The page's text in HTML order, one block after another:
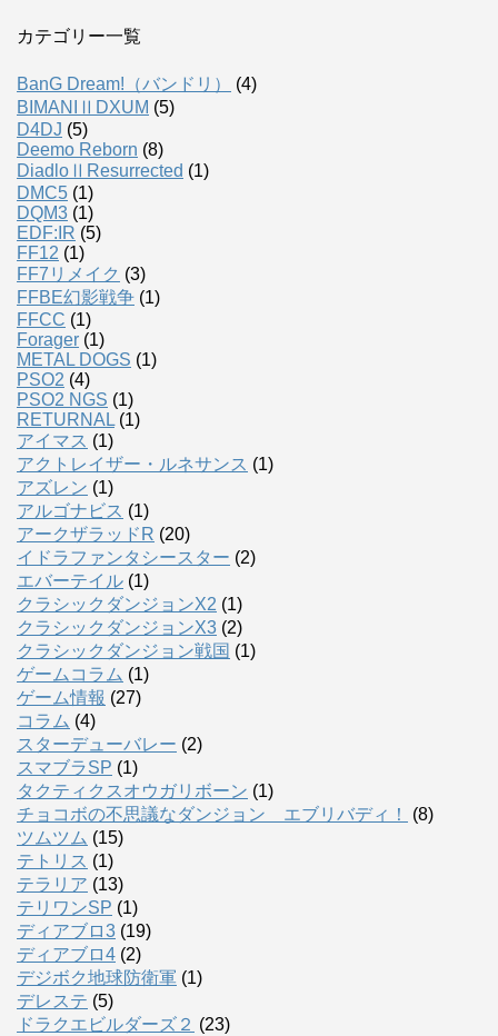
カテゴリー一覧
BanG Dream!（バンドリ）
(4)
BIMANIⅡDXUM (5)
D4DJ (5)
Deemo Reborn (8)
DiadloⅡResurrected (1)
DMC5 (1)
DQM3 (1)
EDF:IR (5)
FF12 (1)
FF7リメイク (3)
FFBE幻影戦争 (1)
FFCC (1)
Forager (1)
METAL DOGS (1)
PSO2 (4)
PSO2 NGS (1)
RETURNAL (1)
アイマス (1)
アクトレイザー・ルネサンス (1)
アズレン (1)
アルゴナビス (1)
アークザラッドR (20)
イドラファンタシースター (2)
エバーテイル (1)
クラシックダンジョンX2 (1)
クラシックダンジョンX3 (2)
クラシックダンジョン戦国 (1)
ゲームコラム (1)
ゲーム情報 (27)
コラム (4)
スターデューバレー (2)
スマブラSP (1)
タクティクスオウガリボーン (1)
チョコボの不思議なダンジョン エブリバディ！
(8)
ツムツム (15)
テトリス (1)
テラリア (13)
テリワンSP (1)
ディアブロ3 (19)
ディアブロ4 (2)
デジボク地球防衛軍 (1)
デレステ (5)
ドラクエビルダーズ２ (23)